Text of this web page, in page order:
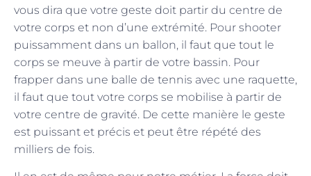
vous dira que votre geste doit partir du centre de
votre corps et non d’une extrémité. Pour shooter
puissamment dans un ballon, il faut que tout le
corps se meuve à partir de votre bassin. Pour
frapper dans une balle de tennis avec une raquette,
il faut que tout votre corps se mobilise à partir de
votre centre de gravité. De cette manière le geste
est puissant et précis et peut être répété des
milliers de fois.